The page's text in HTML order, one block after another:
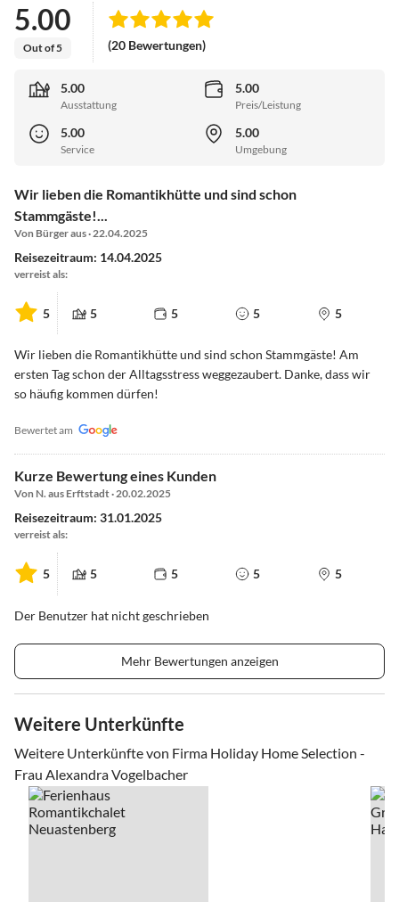
5.00
Out of 5 (20 Bewertungen)
5.00
Ausstattung
5.00
Preis/Leistung
5.00
Service
5.00
Umgebung
Wir lieben die Romantikhütte und sind schon
Stammgäste!...
Von Bürger aus · 22.04.2025
Reisezeitraum: 14.04.2025
verreist als:
5 5 5 5 5
Wir lieben die Romantikhütte und sind schon Stammgäste! Am
ersten Tag schon der Alltagsstress weggezaubert. Danke, dass wir
so häufig kommen dürfen!
Bewertet am
Kurze Bewertung eines Kunden
Von N. aus Erftstadt · 20.02.2025
Reisezeitraum: 31.01.2025
verreist als:
5 5 5 5 5
Der Benutzer hat nicht geschrieben
Mehr Bewertungen anzeigen
Weitere Unterkünfte
Weitere Unterkünfte von Firma Holiday Home Selection -
Frau Alexandra Vogelbacher